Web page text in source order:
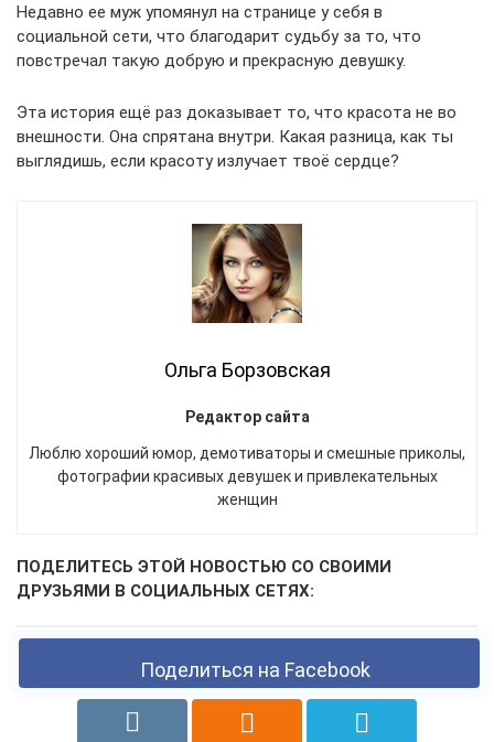
Недавно ее муж упомянул на странице у себя в
социальной сети, что благодарит судьбу за то, что
повстречал такую добрую и прекрасную девушку.
Эта история ещё раз доказывает то, что красота не во
внешности. Она спрятана внутри. Какая разница, как ты
выглядишь, если красоту излучает твоё сердце?
Ольга Борзовская
Редактор сайта
Люблю хороший юмор, демотиваторы и смешные приколы,
фотографии красивых девушек и привлекательных
женщин
ПОДЕЛИТЕСЬ ЭТОЙ НОВОСТЬЮ СО СВОИМИ
ДРУЗЬЯМИ В СОЦИАЛЬНЫХ СЕТЯХ:
Поделиться на Facebook